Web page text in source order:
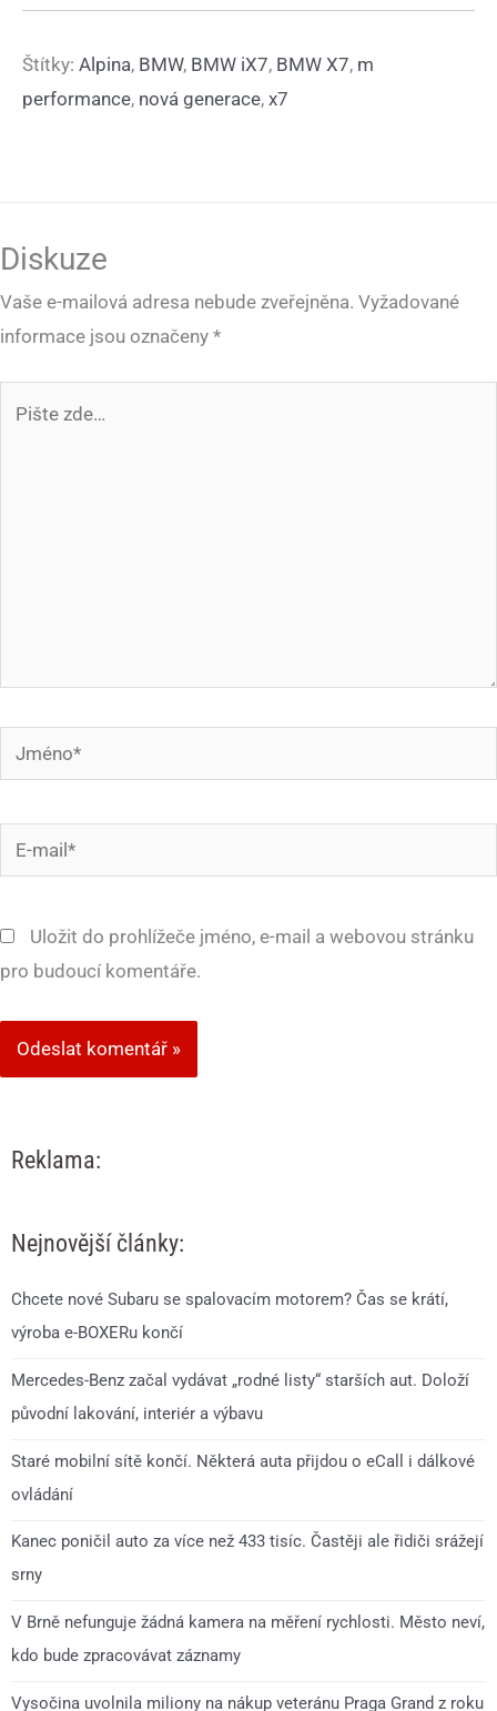
Štítky: Alpina, BMW, BMW iX7, BMW X7, m
performance, nová generace, x7
Diskuze
Vaše e-mailová adresa nebude zveřejněna. Vyžadované
informace jsou označeny *
Jméno*
mail*
Uložit do prohlížeče jméno, e-mail a webovou stránku
pro budoucí komentáře.
Reklama:
Nejnovější články:
Chcete nové Subaru se spalovacím motorem? Čas se krátí,
výroba e-BOXERu končí
Mercedes-Benz začal vydávat „rodné listy“ starších aut. Doloží
původní lakování, interiér a výbavu
Staré mobilní sítě končí. Některá auta přijdou o eCall i dálkové
ovládání
Kanec poničil auto za více než 433 tisíc. Častěji ale řidiči srážejí
srny
V Brně nefunguje žádná kamera na měření rychlosti. Město neví,
kdo bude zpracovávat záznamy
Vysočina uvolnila miliony na nákup veteránu Praga Grand z roku